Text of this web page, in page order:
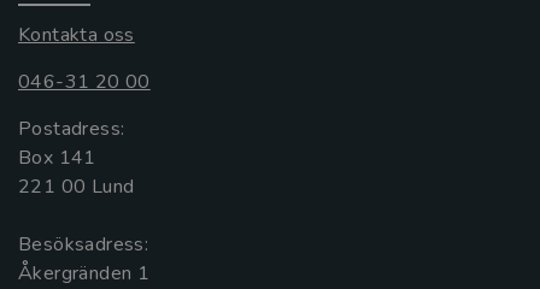
Kontakta oss
046-31 20 00
Postadress:
Box 141
221 00 Lund
Besöksadress:
Åkergränden 1